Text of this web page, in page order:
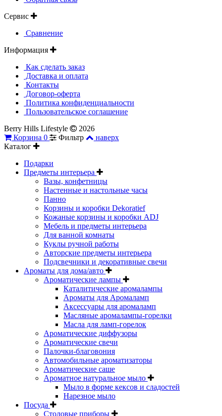
Сервис
Сравнение
Информация
Как сделать заказ
Доставка и оплата
Контакты
Договор-оферта
Политика конфиденциальности
Пользовательское соглашение
Berry Hills Lifestyle
2026
Корзина 0 Фильтр
наверх
Каталог
Подарки
Предметы интерьера
Вазы, конфетницы
Настенные и настольные часы
Панно
Корзины и коробки Dekoratief
Кожаные корзины и коробки ADJ
Мебель и предметы интерьера
Для ванной комнаты
Куклы ручной работы
Авторские предметы интерьера
Подсвечники и декоративные свечи
Ароматы для дома/авто
Ароматические лампы
Каталитические аромалампы
Ароматы для Аромаламп
Аксессуары для аромаламп
Масляные аромалампы-горелки
Масла для ламп-горелок
Ароматические диффузоры
Ароматические свечи
Палочки-благовония
Автомобильные ароматизаторы
Ароматические саше
Ароматное натуральное мыло
Мыло в форме кексов и сладостей
Нарезное мыло
Посуда
Столовые приборы